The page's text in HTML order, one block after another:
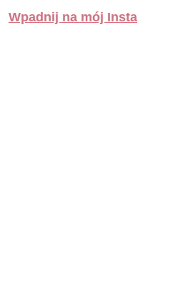
Wpadnij na mój Insta